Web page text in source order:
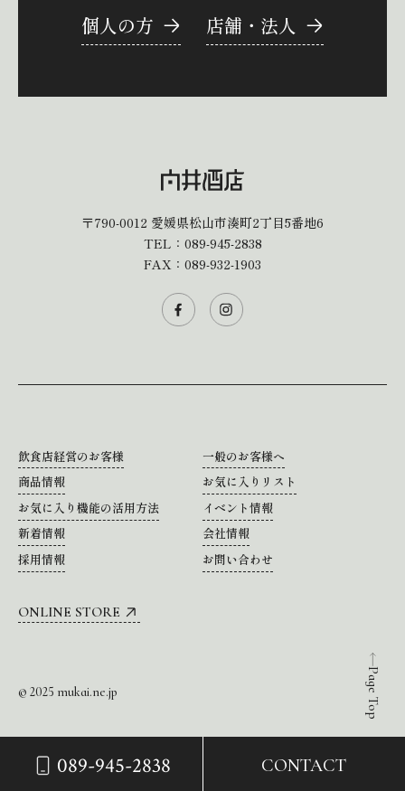
089-945-2838 CONTACT
Page Top
個人の方 店舗・法人
〒790-0012 愛媛県松山市湊町2丁目5番地6
TEL： 089-945-2838
FAX：089-932-1903
飲食店経営のお客様
一般のお客様へ
商品情報
お気に入りリスト
お気に入り機能の活用方法
イベント情報
新着情報
会社情報
採用情報
お問い合わせ
ONLINE STORE
© 2025 mukai.ne.jp